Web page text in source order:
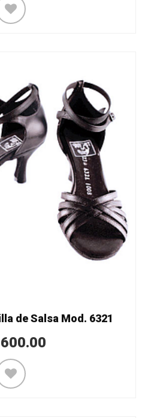
de Salsa Mod. 6321